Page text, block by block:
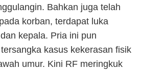
Bahkan juga telah
korban, terdapat luka
kepala. Pria ini pun
kasus kekerasan fisik
umur. Kini RF meringkuk